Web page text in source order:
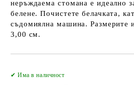
неръждаема стомана е идеално
белене. Почистете белачката,
съдомиялна машина. Размерите
3,00 см.
✔ Има в наличност